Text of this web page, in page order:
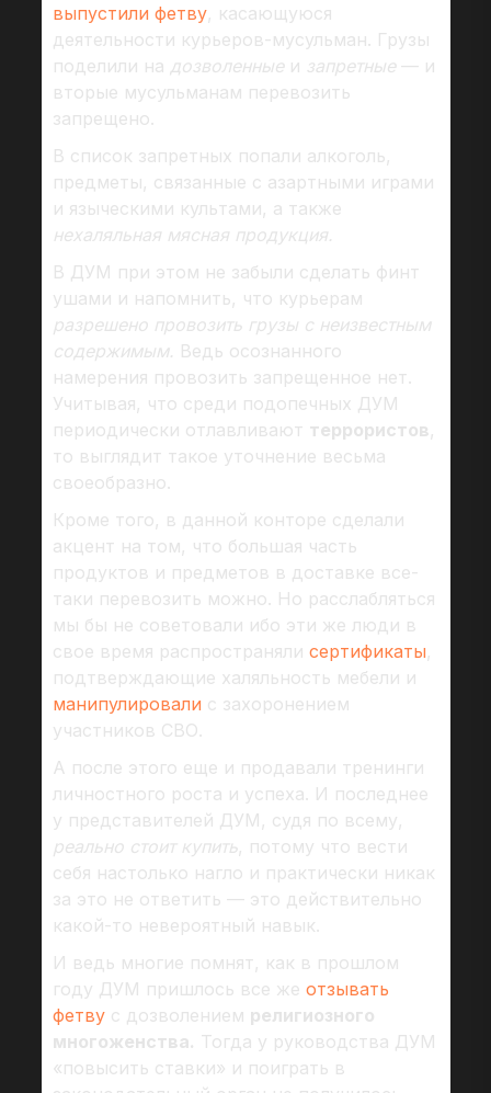
выпустили фетву, касающуюся
деятельности курьеров-мусульман. Грузы
поделили на дозволенныеи запретные — и
вторые мусульманам перевозить
запрещено.
В список запретных попали алкоголь,
предметы, связанные с азартными играми
и языческими культами, а также
нехаляльная мясная продукция.
В ДУМ при этом не забыли сделать финт
ушами и напомнить, что курьерам
разрешено провозить грузы с неизвестным
содержимым. Ведь осознанного
намерения провозить запрещенное нет.
Учитывая, что среди подопечных ДУМ
периодически отлавливают террористов,
то выглядит такое уточнение весьма
своеобразно.
Кроме того, в данной конторе сделали
акцент на том, что большая часть
продуктов и предметов в доставке все-
таки перевозить можно. Но расслабляться
мы бы не советовали ибо эти же люди в
свое время распространяли сертификаты,
подтверждающие халяльность мебели и
манипулировали с захоронением
участников СВО.
А после этого еще и продавали тренинги
личностного роста и успеха. И последнее
у представителей ДУМ, судя по всему,
реально стоит купить, потому что вести
себя настолько нагло и практически никак
за это не ответить — это действительно
какой-то невероятный навык.
И ведь многие помнят, как в прошлом
году ДУМ пришлось все же отзывать
фетвус дозволением религиозного
многоженства. Тогда у руководства ДУМ
«повысить ставки» и поиграть в